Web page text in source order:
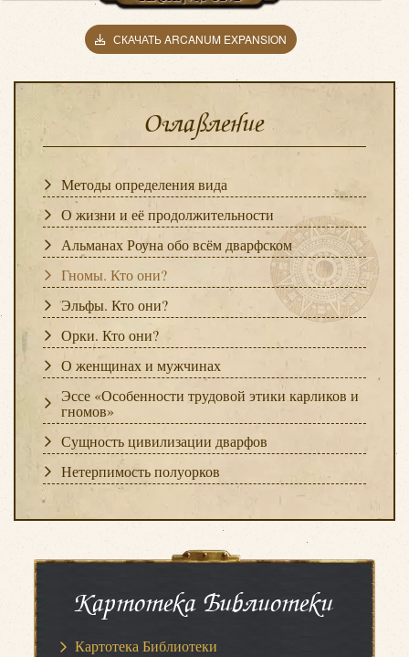
СКАЧАТЬ ARCANUM EXPANSION
Оглавление
Методы определения вида
О жизни и её продолжительности
Альманах Роуна обо всём дварфском
Гномы. Кто они?
Эльфы. Кто они?
Орки. Кто они?
О женщинах и мужчинах
Эссе «Особенности трудовой этики карликов и
гномов»
Сущность цивилизации дварфов
Нетерпимость полуорков
Картотека Библиотеки
Картотека Библиотеки